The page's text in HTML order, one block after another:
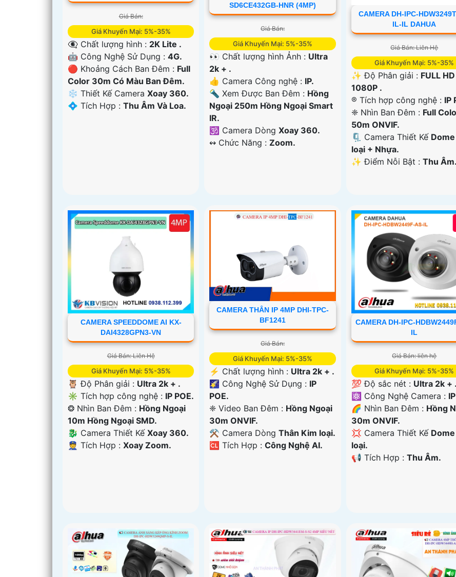
Giá Bán:
Giá Khuyến Mại: 5%-35%
👁️‍🗨 Chất lượng hình : 2K Lite .
🤖️ Công Nghệ Sử Dụng : 4G.
🔴 Khoảng Cách Ban Đêm : Full
Color 30m Có Màu Ban Ðêm.
❄ Thiết Kế Camera Xoay 360.
️💠 Tích Hợp : Thu Âm Và Loa.
SD6CE432GB-HNR (4MP)
Giá Bán:
Giá Khuyến Mại: 5%-35%
👀 Chất lượng hình Ảnh : Ultra
2k + .
👍 Camera Công nghệ : IP.
🔦 Xem Được Ban Đêm : Hồng
Ngoại 250m Hồng Ngoại Smart
IR.
🕉️ Camera DòngXoay 360.
️↭ Chức Năng :Zoom.
CAMERA DH-IPC-
IL-IL DAHUA
Giá Bán: Liên Hệ
Giá Khuyến Mại: 5%-35%
✨ Độ Phân giải : FULL HD
1080P .
®️ Tích hợp công nghệ : IP
❈ Nhìn Ban Đêm : Full
50m ONVIF.
🗜️ Camera Thiết Kế
loại + Nhựa.
️✨ Điểm Nỗi Bật : Thu Âm.
CAMERA SPEEDDOME AI KX-
DAI4328GPN3-VN
Giá Bán: Liên Hệ
Giá Khuyến Mại: 5%-35%
🦉 Độ Phân giải : Ultra 2k + .
✳️ Tích hợp công nghệ : IP POE.
❂ Nhìn Ban Đêm : Hồng Ngoại
10m Hồng Ngoại SMD.
🐉️ Camera Thiết Kế Xoay 360.
️👮 Tích Hợp : Xoay Zoom.
CAMERA THÂN IP 4MP DHI-TPC-
BF1241
Giá Bán:
Giá Khuyến Mại: 5%-35%
️⚡ Chất lượng hình : Ultra 2k + .
🌠 Công Nghệ Sử Dụng : IP
POE.
❈ Video Ban Đêm : Hồng Ngoại
30m ONVIF.
⚒ Camera DòngThân Kim loại.
️🆑 Tích Hợp :Công Nghệ AI.
CAMERA DH-IPC-
IL
Giá Bán: liên hệ
Giá Khuyến Mại: 5%-35%
💯 Độ sắc nét : Ultra 2k + .
⚛️ Công Nghệ Camera :
🌈 Nhìn Ban Đêm : Hồng
30m ONVIF.
💢 Camera Thiết Kế
loại.
️📢 Tích Hợp : Thu Âm.